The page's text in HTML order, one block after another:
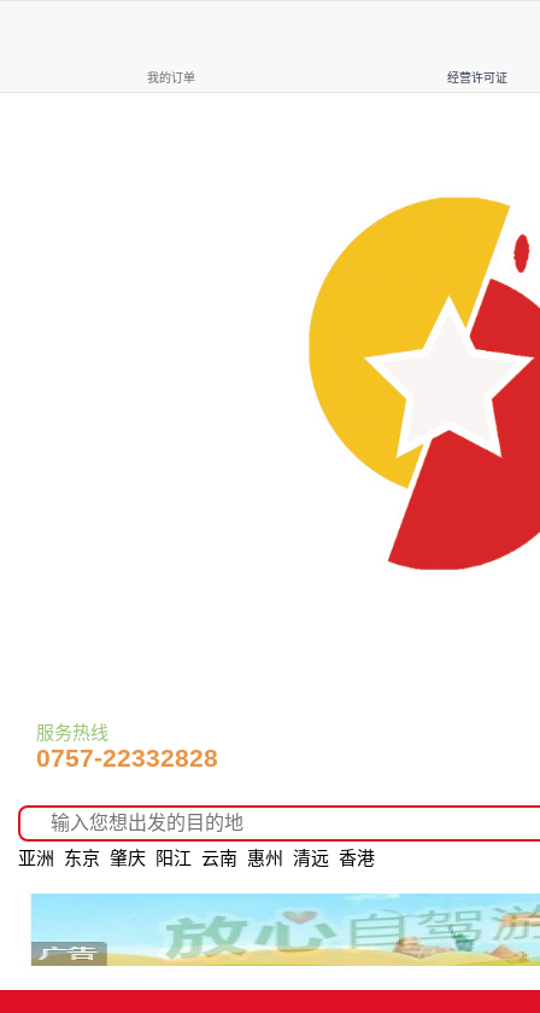
我的订单 经营许可证
服务热线
0757-22332828
亚洲 东京 肇庆 阳江 云南 惠州 清远 香港